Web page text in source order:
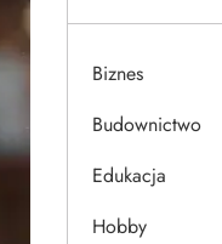
Biznes
Budownictwo
Edukacja
Hobby